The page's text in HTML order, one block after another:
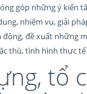
góp những ý kiến
nhiệm vụ, giải
đề xuất những
thù, tình hình thực tế
tổ